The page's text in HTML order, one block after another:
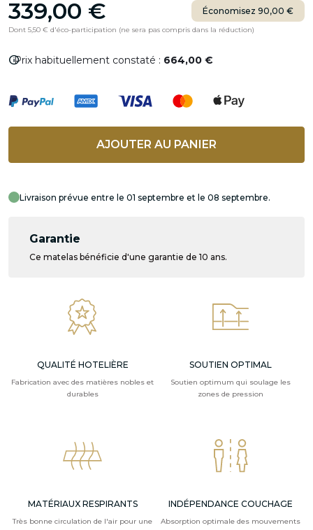
339,00 € Économisez 90,00 €
Dont 5,50 € d'éco-participation (ne sera pas compris dans la réduction)
infoPrix habituellement constaté : 664,00 €
AJOUTER AU PANIER
Livraison prévue entre le 01 septembre et le 08 septembre.
Garantie
Ce matelas bénéficie d'une garantie de 10 ans.
QUALITÉ HOTELIÈRE
Fabrication avec des matières nobles et
durables
SOUTIEN OPTIMAL
Soutien optimum qui soulage les
zones de pression
MATÉRIAUX RESPIRANTS
Très bonne circulation de l'air pour une
INDÉPENDANCE COUCHAGE
Absorption optimale des mouvements